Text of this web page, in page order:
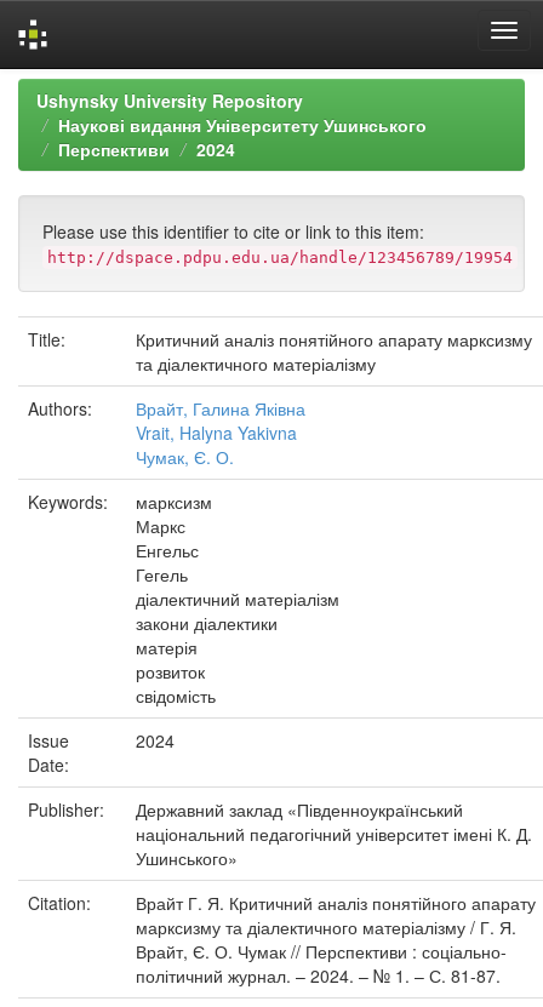
Skip
navigation
Ushynsky University Repository
Наукові видання Університету Ушинського
Перспективи
2024
Please use this identifier to cite or link to this item:
http://dspace.pdpu.edu.ua/handle/123456789/19954
Title:
Критичний аналіз понятійного апарату марксизму
та діалектичного матеріалізму
Authors:
Врайт, Галина Яківна
Vrait, Halyna Yakivna
Чумак, Є. О.
Keywords:
марксизм
Маркс
Енгельс
Гегель
діалектичний матеріалізм
закони діалектики
матерія
розвиток
свідомість
Issue
Date:
2024
Publisher:
Державний заклад «Південноукраїнський
національний педагогічний університет імені К. Д.
Ушинського»
Citation:
Врайт Г. Я. Критичний аналіз понятійного апарату
марксизму та діалектичного матеріалізму / Г. Я.
Врайт, Є. О. Чумак // Перспективи : соціально-
політичний журнал. – 2024. – № 1. – С. 81-87.